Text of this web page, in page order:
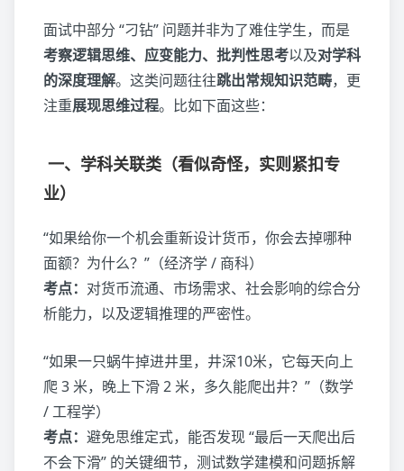
面试中部分 “刁钻” 问题并非为了难住学生，而是
考察逻辑思维、应变能力、批判性思考以及对学科
的深度理解。这类问题往往跳出常规知识范畴，更
注重展现思维过程。比如下面这些：
一、学科关联类（看似奇怪，实则紧扣专
业）
“如果给你一个机会重新设计货币，你会去掉哪种
面额？为什么？”（经济学 / 商科）
考点： 对货币流通、市场需求、社会影响的综合分
析能力，以及逻辑推理的严密性。
“如果一只蜗牛掉进井里，井深10米，它每天向上
爬 3 米，晚上下滑 2 米，多久能爬出井？”（数学
/ 工程学）
考点： 避免思维定式，能否发现 “最后一天爬出后
不会下滑” 的关键细节，测试数学建模和问题拆解